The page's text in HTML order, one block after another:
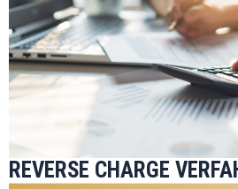
REVERSE CHARGE